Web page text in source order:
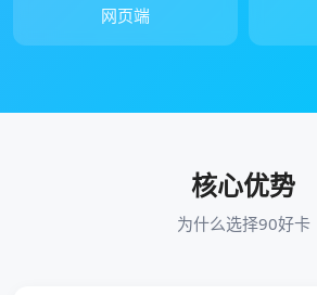
网页端
核心优势
为什么选择90好卡